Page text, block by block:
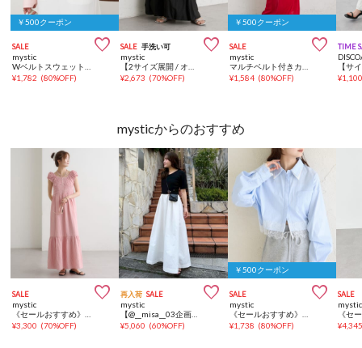
￥500クーポン
SALE 
mystic
¥1,782 (80%OFF)
SALE 手洗い可 
mystic
¥2,673 (70%OFF)
￥500クーポン
SALE 
mystic
¥1,584 (80%OFF)
TIME
¥
mysticからのおすすめ
SALE 
mystic
《セールおすすめ》【4色展開/さらっと軽い素材◎】シャーリングワンピース
¥3,300 (70%OFF)
再入荷 SALE 
mystic
【@__misa__03企画】プレート付きドッキング半袖ワンピース
¥5,060 (60%OFF)
￥500クーポン
SALE 
mystic
《セールおすすめ》ストライプ裾レースシャツ
¥1,738 (80%OFF)
SALE
mystic
¥